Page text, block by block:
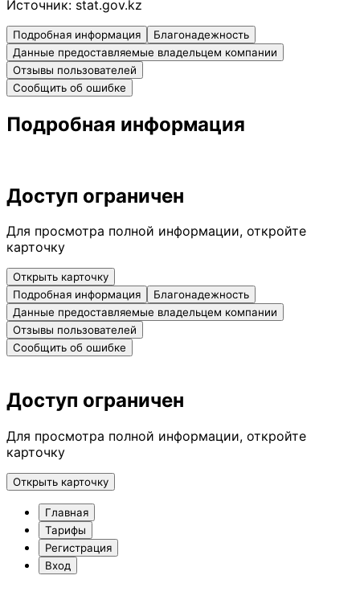
Источник: stat.gov.kz
Подробная информация
Благонадежность
Данные предоставляемые владельцем компании
Отзывы пользователей
Сообщить об ошибке
Подробная информация
Доступ ограничен
Для просмотра полной информации, откройте
карточку
Открыть карточку
Подробная информация
Благонадежность
Данные предоставляемые владельцем компании
Отзывы пользователей
Сообщить об ошибке
Доступ ограничен
Для просмотра полной информации, откройте
карточку
Открыть карточку
Главная
Тарифы
Регистрация
Вход